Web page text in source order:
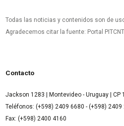
Todas las noticias y contenidos son de
Agradecemos citar la fuente: Portal
Contacto
Jackson 1283 | Montevideo - Uruguay | CP
Teléfonos: (+598) 2409 6680 - (+598) 2409
Fax: (+598) 2400 4160